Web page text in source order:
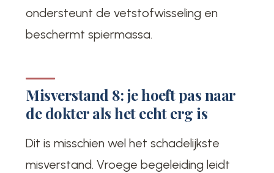
ondersteunt de vetstofwisseling en
beschermt spiermassa.
Misverstand 8: je hoeft pas naar
de dokter als het echt erg is
Dit is misschien wel het schadelijkste
misverstand. Vroege begeleiding leidt